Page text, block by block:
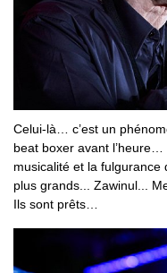
Celui-là… c’est un
beat boxer avant
musicalité et la
plus grands... Zawinul...
Ils sont prêts…